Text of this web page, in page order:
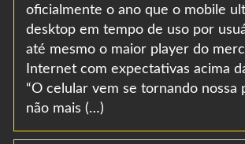
oficialmente o ano que o mobile
desktop em tempo de uso por
até mesmo o maior player do
Internet com expectativas acima
“O celular vem se tornando nossa
não mais (…)